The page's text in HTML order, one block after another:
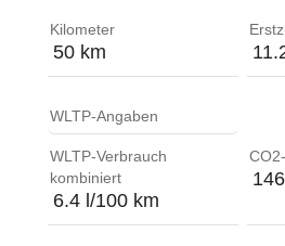
Kilometer
50 km
WLTP-Angaben
WLTP-Verbrauch
kombiniert
6.4 l/100 km